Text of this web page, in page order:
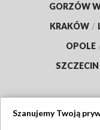
GORZÓW
KRAKÓW /
OPOLE
SZCZECIN
Szanujemy Twoją